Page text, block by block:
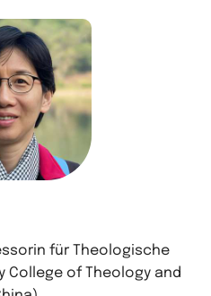
für Theologische
College of Theology and